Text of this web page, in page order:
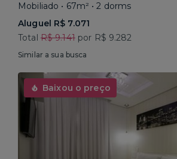
Mobiliado • 67m² • 2 dorms
Aluguel R$ 7.071
Total R$ 9.141por R$ 9.282
Similar a sua busca
Baixou o preço